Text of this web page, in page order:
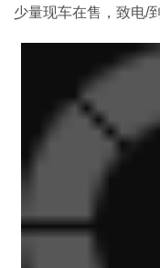
少量现车在售，致电/